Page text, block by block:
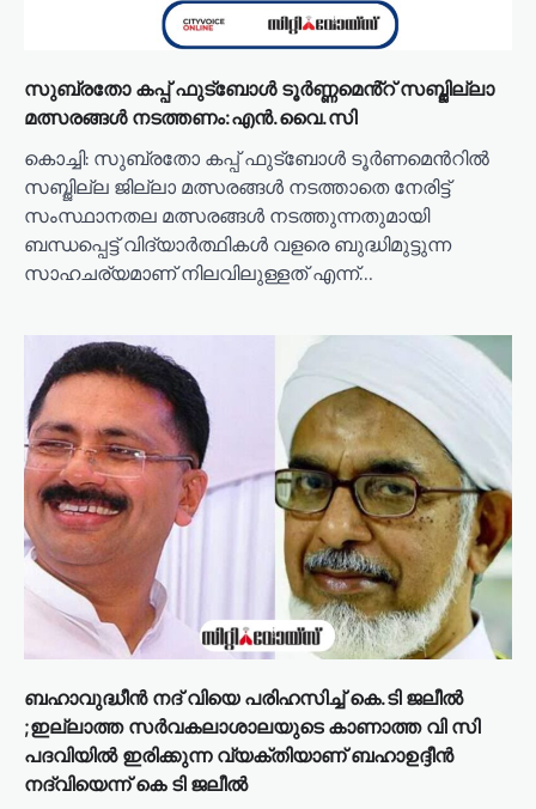
സുബ്രതോ കപ്പ് ഫുട്ബോൾ ടൂർണ്ണമെൻ്റ് സബ്ജില്ലാ
മത്സരങ്ങൾ നടത്തണം:എൻ.വൈ.സി
കൊച്ചി: സുബ്രതോ കപ്പ് ഫുട്ബോൾ ടൂർണമെൻറിൽ
സബ്ജില്ല ജില്ലാ മത്സരങ്ങൾ നടത്താതെ നേരിട്ട്
സംസ്ഥാനതല മത്സരങ്ങൾ നടത്തുന്നതുമായി
ബന്ധപ്പെട്ട് വിദ്യാർത്ഥികൾ വളരെ ബുദ്ധിമുട്ടുന്ന
സാഹചര്യമാണ് നിലവിലുള്ളത് എന്ന്…
ബഹാവുദ്ധീൻ നദ് വിയെ പരിഹസിച്ച് കെ.ടി ജലീൽ
;ഇല്ലാത്ത സർവകലാശാലയുടെ കാണാത്ത വി സി
പദവിയിൽ ഇരിക്കുന്ന വ്യക്തിയാണ് ബഹാഉദ്ദീൻ
നദ്‌വിയെന്ന് കെ ടി ജലീൽ